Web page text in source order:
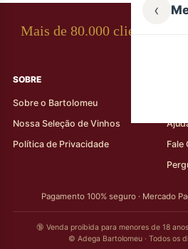
‹
Mais de 80.000 clientes
SOBRE
Sobre o Bartolomeu
Nossa Seleção de Vinhos
Política de Privacidade
Fale
Pagamento 100% seguro · Mercado
🔞 Venda proibida para menores de 18
© Adega Bartolomeu · Todos os